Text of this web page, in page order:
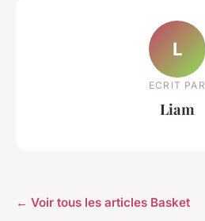
L
ECRIT PAR
Liam
← Voir tous les articles Basket